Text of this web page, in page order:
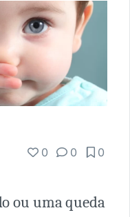
0 0 0
ou uma queda